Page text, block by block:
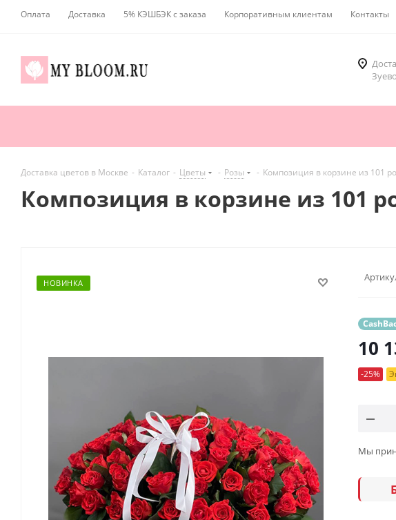
Оплата Доставка 5% КЭШБЭК с заказа Корпоративным клиентам Контакты
Доставка цветов в Москве - Каталог - Цветы - Розы - Композиция в корзине из 101
Композиция в корзине из 101
НОВИНКА
10
-25%
Мы